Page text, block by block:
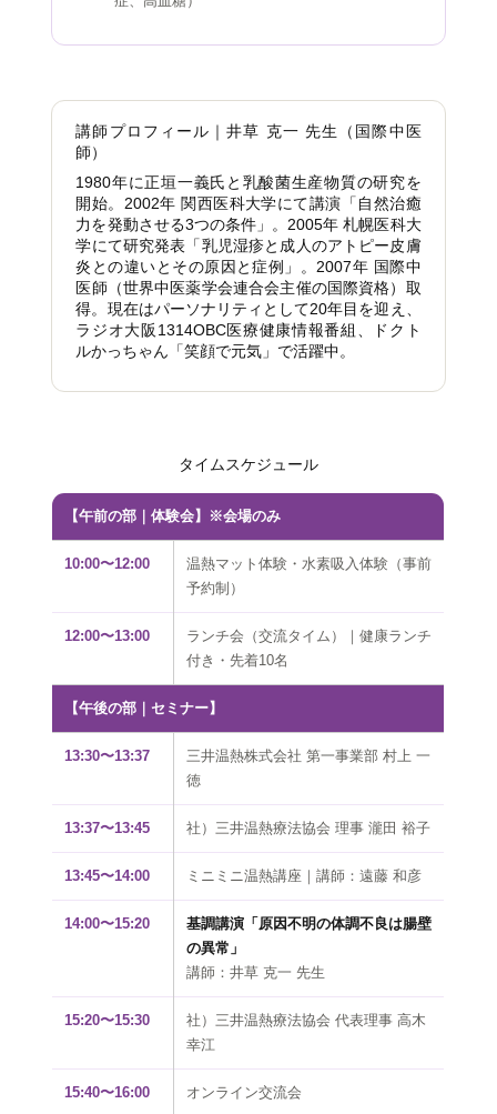
講師プロフィール｜井草 克一 先生（国際中医
師）
1980年に正垣一義氏と乳酸菌生産物質の研究を
開始。2002年 関西医科大学にて講演「自然治癒
力を発動させる3つの条件」。2005年 札幌医科大
学にて研究発表「乳児湿疹と成人のアトピー皮膚
炎との違いとその原因と症例」。2007年 国際中
医師（世界中医薬学会連合会主催の国際資格）取
得。現在はパーソナリティとして20年目を迎え、
ラジオ大阪1314OBC医療健康情報番組、ドクト
ルかっちゃん「笑顔で元気」で活躍中。
タイムスケジュール
【午前の部｜体験会】※会場のみ
10:00〜12:00
温熱マット体験・水素吸入体験（事前
予約制）
12:00〜13:00
ランチ会（交流タイム）｜健康ランチ
付き・先着10名
【午後の部｜セミナー】
13:30〜13:37
三井温熱株式会社 第一事業部 村上 一
徳
13:37〜13:45 社）三井温熱療法協会 理事 瀧田 裕子
13:45〜14:00 ミニミニ温熱講座｜講師：遠藤 和彦
14:00〜15:20
基調講演「原因不明の体調不良は腸壁
の異常」
講師：井草 克一 先生
15:20〜15:30
社）三井温熱療法協会 代表理事 高木
幸江
15:40〜16:00 オンライン交流会